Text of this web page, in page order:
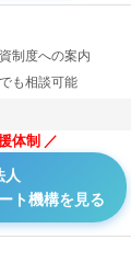
制度への案内
も相談可能
体制
人
ト機構を見る